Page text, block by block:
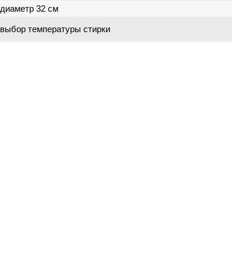
диаметр 32 см
выбор температуры стирки